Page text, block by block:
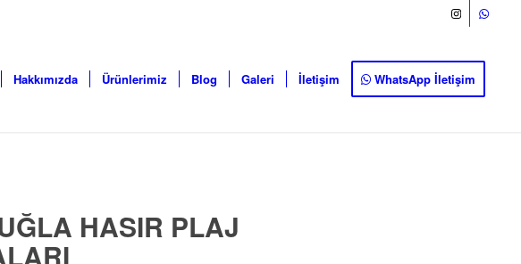
Hakkımızda Ürünlerimiz Blog Galeri İletişim WhatsApp İletişim
HASIR PLAJ